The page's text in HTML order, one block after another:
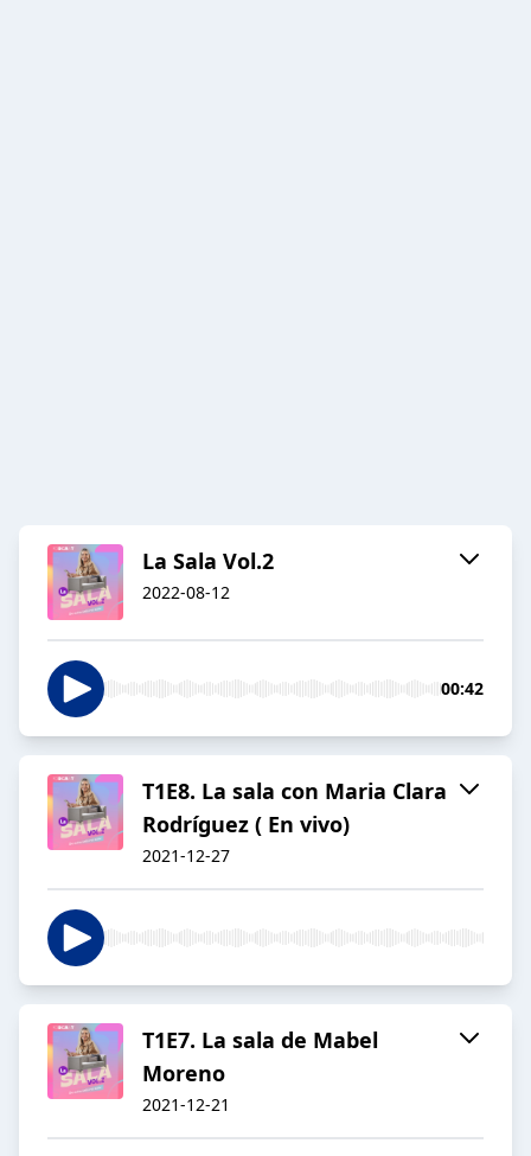
La Sala Vol.2
2022-08-12
00:42
T1E8. La sala con Maria Clara
Rodríguez ( En vivo)
2021-12-27
T1E7. La sala de Mabel
Moreno
2021-12-21